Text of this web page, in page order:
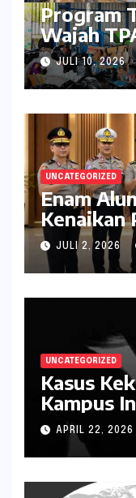
Program
Wajah
Sampah
dan
JULI 10, 2026
UNCATEGORIZED
Enam
Kenaikan
kepada
JULI 2, 2026
UNCATEGORIZED
Kasus
Kampus
Pola
APRIL 22, 2026